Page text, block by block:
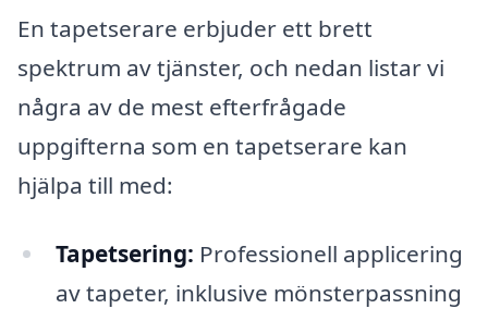
En tapetserare erbjuder ett brett
spektrum av tjänster, och nedan listar vi
några av de mest efterfrågade
uppgifterna som en tapetserare kan
hjälpa till med:
Tapetsering: Professionell applicering
av tapeter, inklusive mönsterpassning